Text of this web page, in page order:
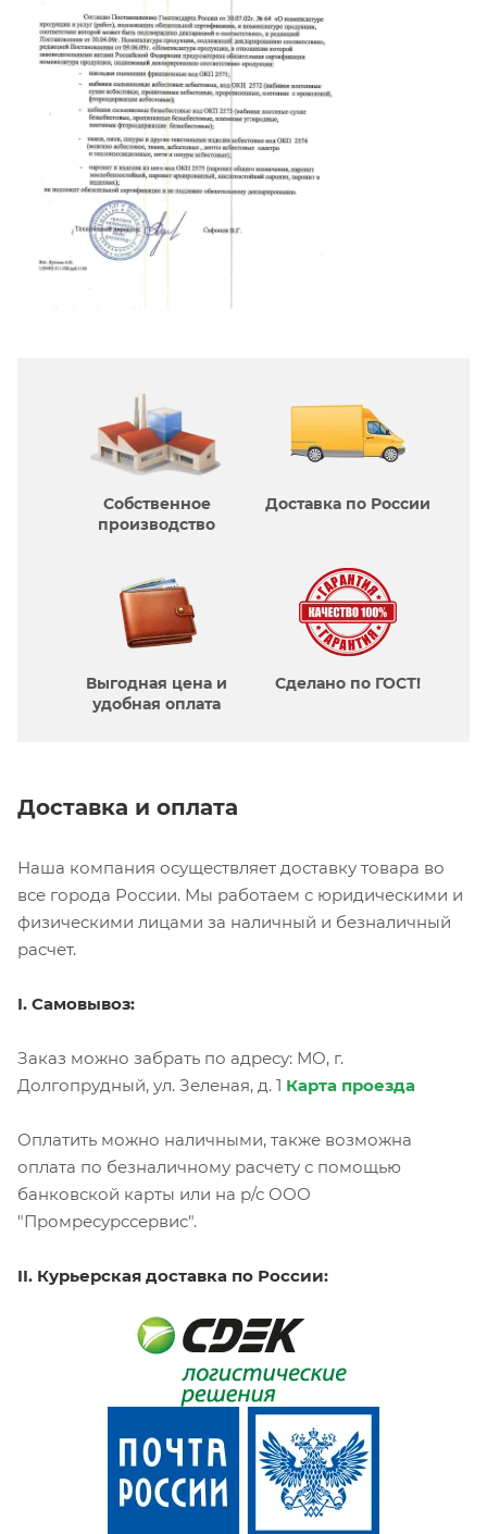
Собственное
производcтво
Доставка по России
Выгодная цена и
удобная оплата
Сделано по ГОСТ!
Доставка и оплата
Наша компания осуществляет доставку товара во
все города России. Мы работаем с юридическими и
физическими лицами за наличный и безналичный
расчет.
I. Самовывоз:
Заказ можно забрать по адресу: МО, г.
Долгопрудный, ул. Зеленая, д. 1 Карта проезда
Оплатить можно наличными, также возможна
оплата по безналичному расчету с помощью
банковской карты или на р/с ООО
"Промресурссервис".
II. Курьерская доставка по России: